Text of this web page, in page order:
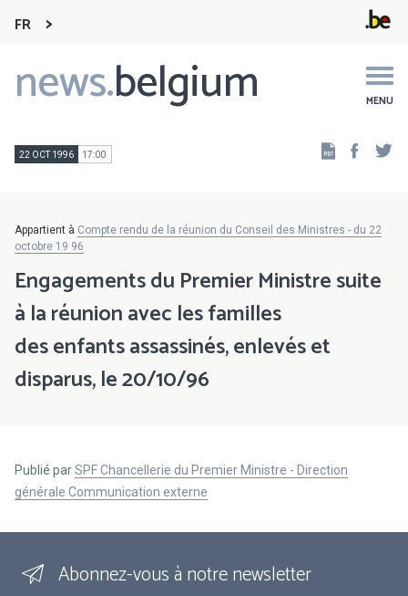
FR
news.belgium MENU
Main
navigation
22 OCT 1996 17:00
Appartient à Compte rendu de la réunion du Conseil des Ministres - du 22
octobre 19 96
Engagements du Premier Ministre suite
à la réunion avec les familles
des enfants assassinés, enlevés et
disparus, le 20/10/96
Publié parSPF Chancellerie du Premier Ministre - Direction
générale Communication externe
Abonnez-vous à notre newsletter